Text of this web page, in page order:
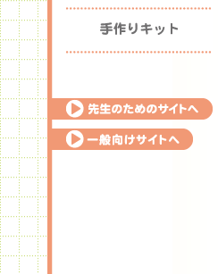
手作りキット
先生のためのサイトへ